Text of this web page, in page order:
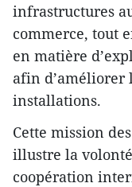
infrastructures
commerce, tout
en matière
afin d’améliorer
installations.
Cette mission
illustre la
coopération